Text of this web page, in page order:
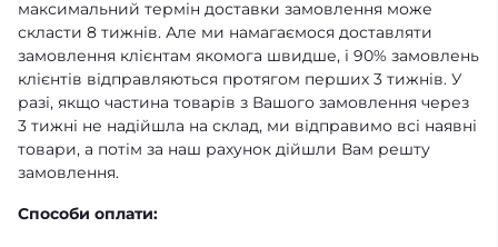
максимальний термін доставки замовлення може
скласти 8 тижнів. Але ми намагаємося доставляти
замовлення клієнтам якомога швидше, і 90% замовлень
клієнтів відправляються протягом перших 3 тижнів. У
разі, якщо частина товарів з Вашого замовлення через
3 тижні не надійшла на склад, ми відправимо всі наявні
товари, а потім за наш рахунок дійшли Вам решту
замовлення.
Способи оплати: